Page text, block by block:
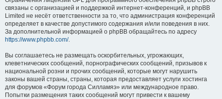
связаны с организацией и поддержкой интернет-конференций, и phpBB
Limited не несёт ответственности за то, что администрация конференций
определяет в качестве допустимого содержания и/или поведения в них.
За дополнительной информацией о phpBB обращайтесь по адресу
https://www.phpbb.com/.
Вы соглашаетесь не размещать оскорбительных, угрожающих,
клеветнических сообщений, порнографических сообщений, призывов к
национальной розни и прочих сообщений, которые могут нарушить
законы вашей страны, страны, которая предоставляет услуги хостинга
для форумов «Форум города Силламяэ» или международное право.
Попытки размещения таких сообщений могут привести к вашему